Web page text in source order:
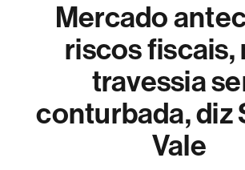
Mercado
riscos fiscais,
travessia
conturbada, diz
Vale